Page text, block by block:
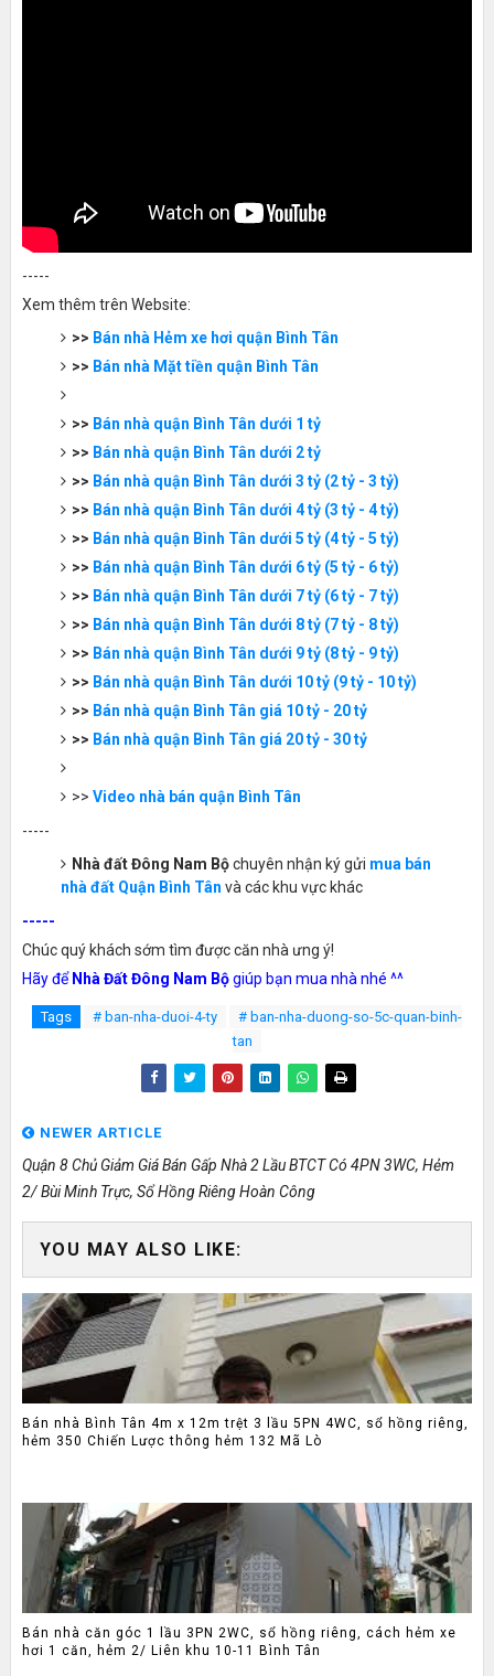
-----
Xem thêm trên Website:
>> Bán nhà Hẻm xe hơi quận Bình Tân
>> Bán nhà Mặt tiền quận Bình Tân
>> Bán nhà quận Bình Tân dưới 1 tỷ
>> Bán nhà quận Bình Tân dưới 2 tỷ
>> Bán nhà quận Bình Tân dưới 3 tỷ (2 tỷ - 3 tỷ)
>> Bán nhà quận Bình Tân dưới 4 tỷ (3 tỷ - 4 tỷ)
>> Bán nhà quận Bình Tân dưới 5 tỷ (4 tỷ - 5 tỷ)
>> Bán nhà quận Bình Tân dưới 6 tỷ (5 tỷ - 6 tỷ)
>> Bán nhà quận Bình Tân dưới 7 tỷ (6 tỷ - 7 tỷ)
>> Bán nhà quận Bình Tân dưới 8 tỷ (7 tỷ - 8 tỷ)
>> Bán nhà quận Bình Tân dưới 9 tỷ (8 tỷ - 9 tỷ)
>> Bán nhà quận Bình Tân dưới 10 tỷ (9 tỷ - 10 tỷ)
>> Bán nhà quận Bình Tân giá 10 tỷ - 20 tỷ
>> Bán nhà quận Bình Tân giá 20 tỷ - 30 tỷ
>> Video nhà bán quận Bình Tân
-----
Nhà đất Đông Nam Bộchuyên nhận ký gửi mua bán
nhà đất Quận Bình Tân và các khu vực khác
-----
Chúc quý khách sớm tìm được căn nhà ưng ý!
Hãy để Nhà Đất Đông Nam Bộgiúp bạn mua nhà nhé ^^
Tags # ban-nha-duoi-4-ty
# ban-nha-duong-so-5c-quan-binh-
tan
NEWER ARTICLE
Quận 8 Chủ Giảm Giá Bán Gấp Nhà 2 Lầu BTCT Có 4PN 3WC, Hẻm
2/ Bùi Minh Trực, Sổ Hồng Riêng Hoàn Công
YOU MAY ALSO LIKE:
Bán nhà Bình Tân 4m x 12m trệt 3 lầu 5PN 4WC, sổ hồng riêng,
hẻm 350 Chiến Lược thông hẻm 132 Mã Lò
Bán nhà căn góc 1 lầu 3PN 2WC, sổ hồng riêng, cách hẻm xe
hơi 1 căn, hẻm 2/ Liên khu 10-11 Bình Tân